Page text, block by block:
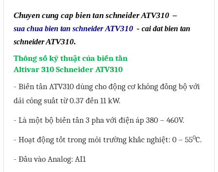
Chuyen cung cap bien tan schneiderATV310 –
sua chua bien tan schneider ATV310 - cai dat bien tan
schneiderATV310.
Thông số kỹ thuật của biến tần
Altivar 310 Schneider ATV310
- Biến tần ATV310 dùng cho động cơ không đồng bộ với
dải công suất từ 0.37 đến 11 kW.
- Là một bộ biến tần 3 pha với điện áp 380 – 460V.
- Hoạt động tốt trong môi trường khắc nghiệt: 0 – 550C.
- Đầu vào Analog: AI1
truyền và lưu trữ dữ liệu
Thiết bị điều khiển và giám
Bộ điều khiển nhiệt độ
Bộ đếm - Bộ hẹn giờ
Đồng hồ đo đa năng